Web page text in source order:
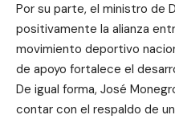
Por su parte, el ministro de
positivamente la alianza
movimiento deportivo
de apoyo fortalece el
De igual forma, José
contar con el respaldo de